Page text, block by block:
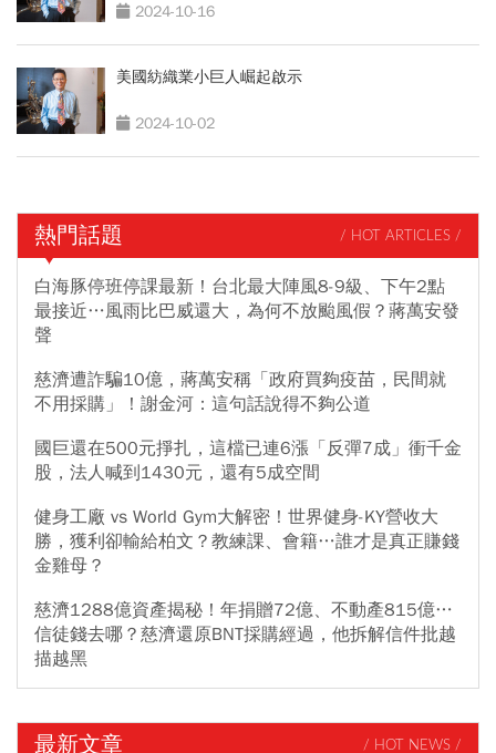
2024-10-16
美國紡織業小巨人崛起啟示
2024-10-02
熱門話題 / HOT ARTICLES /
白海豚停班停課最新！台北最大陣風8-9級、下午2點
最接近…風雨比巴威還大，為何不放颱風假？蔣萬安發
聲
慈濟遭詐騙10億，蔣萬安稱「政府買夠疫苗，民間就
不用採購」！謝金河：這句話說得不夠公道
國巨還在500元掙扎，這檔已連6漲「反彈7成」衝千金
股，法人喊到1430元，還有5成空間
健身工廠 vs World Gym大解密！世界健身-KY營收大
勝，獲利卻輸給柏文？教練課、會籍…誰才是真正賺錢
金雞母？
慈濟1288億資產揭秘！年捐贈72億、不動產815億…
信徒錢去哪？慈濟還原BNT採購經過，他拆解信件批越
描越黑
最新文章 / HOT NEWS /